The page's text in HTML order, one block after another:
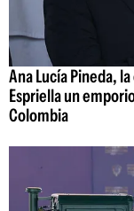
Ana Lucía Pineda,
Espriella un
Colombia